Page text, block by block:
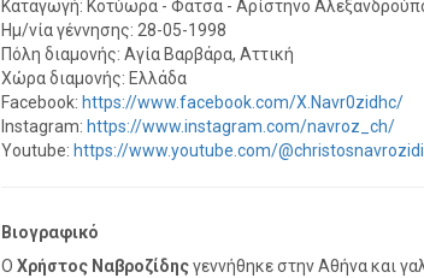
Καταγωγή: Κοτύωρα - Φάτσα - Αρίστηνο
Ημ/νία γέννησης: 28-05-1998
Πόλη διαμονής: Αγία Βαρβάρα, Αττική
Χώρα διαμονής: Ελλάδα
Facebook: https://www.facebook.com/X.Navr0zidhc/
Instagram: https://www.instagram.com/navroz_ch/
Youtube: https://www.youtube.com/
Βιογραφικό
Ο Χρήστος Ναβροζίδηςγεννήθηκε στην Αθήνα και